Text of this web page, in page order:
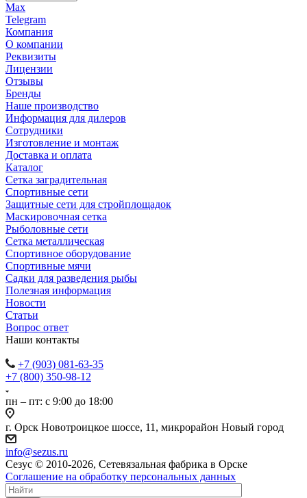
Max
Telegram
Компания
О компании
Реквизиты
Лицензии
Отзывы
Бренды
Наше производство
Информация для дилеров
Сотрудники
Изготовление и монтаж
Доставка и оплата
Каталог
Сетка заградительная
Спортивные сети
Защитные сети для стройплощадок
Маскировочная сетка
Рыболовные сети
Сетка металлическая
Спортивное оборудование
Спортивные мячи
Садки для разведения рыбы
Полезная информация
Новости
Статьи
Вопрос ответ
Наши контакты
+7 (903) 081-63-35
+7 (800) 350-98-12
пн – пт: с 9:00 до 18:00
г. Орск Новотроицкое шоссе, 11, микрорайон Новый город
info@sezus.ru
Сезус © 2010-2026, Сетевязальная фабрика в Орске
Соглашение на обработку персональных данных